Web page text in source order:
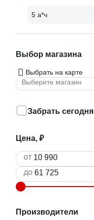
5 а*ч
Выбор магазина
Выбрать на карте
Выберите магазин
Забрать сегодня
Цена, ₽
от
до
Производители